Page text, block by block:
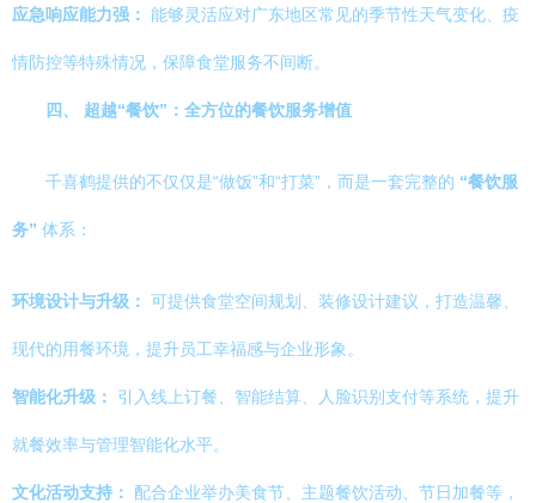
应急响应能力强： 能够灵活应对广东地区常见的季节性天气变化、疫
情防控等特殊情况，保障食堂服务不间断。
四、 超越“餐饮”：全方位的餐饮服务增值
千喜鹤提供的不仅仅是“做饭”和“打菜”，而是一套完整的 “餐饮服
务” 体系：
环境设计与升级： 可提供食堂空间规划、装修设计建议，打造温馨、
现代的用餐环境，提升员工幸福感与企业形象。
智能化升级： 引入线上订餐、智能结算、人脸识别支付等系统，提升
就餐效率与管理智能化水平。
文化活动支持： 配合企业举办美食节、主题餐饮活动、节日加餐等，